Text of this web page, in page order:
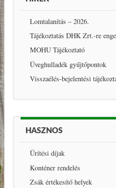
Lomtalanítás – 2026.
Tájékoztatás DHK Zrt.-re
MOHU Tájékoztató
Üveghulladék gyűjtőpontok
Visszaélés-bejelentési
HASZNOS
Ürítési díjak
Konténer rendelés
Zsák értékesítő helyek